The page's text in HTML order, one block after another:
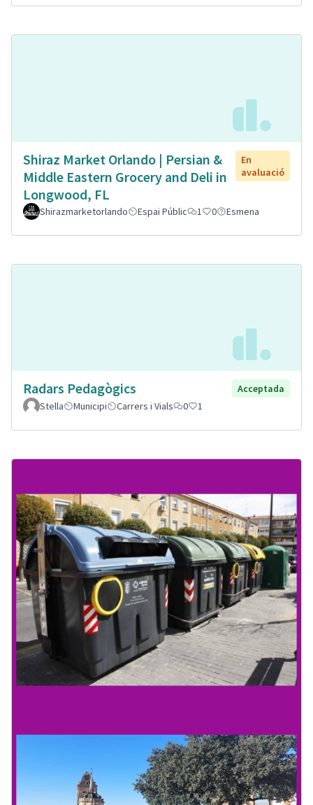
Shiraz Market Orlando | Persian &
Middle Eastern Grocery and Deli in
Longwood, FL
En
avaluació
Shirazmarketorlando Espai Públic 1 0 Esmena
Radars Pedagògics
Acceptada
Stella
Municipi Carrers i Vials 0 1